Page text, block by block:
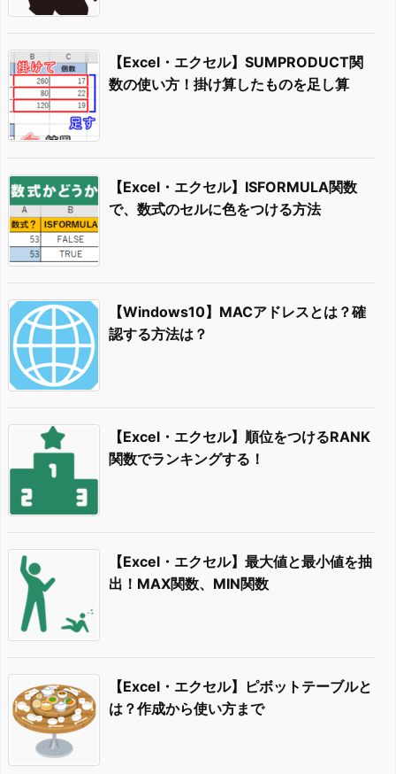
【Excel・エクセル】SUMPRODUCT関
数の使い方！掛け算したものを足し算
【Excel・エクセル】ISFORMULA関数
で、数式のセルに色をつける方法
【Windows10】MACアドレスとは？確
認する方法は？
【Excel・エクセル】順位をつけるRANK
関数でランキングする！
【Excel・エクセル】最大値と最小値を抽
出！MAX関数、MIN関数
【Excel・エクセル】ピボットテーブルと
は？作成から使い方まで